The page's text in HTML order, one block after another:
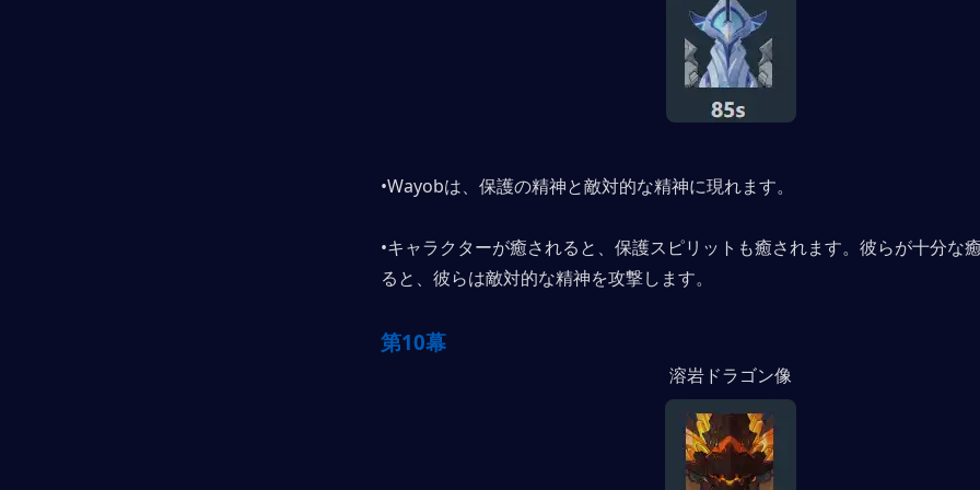
•Wayobは、保護の精神と敵対的な精神に現れます。
•キャラクターが癒されると、保護スピリットも癒されます。彼らが十分な
ると、彼らは敵対的な精神を攻撃します。
第10幕
溶岩ドラゴン像